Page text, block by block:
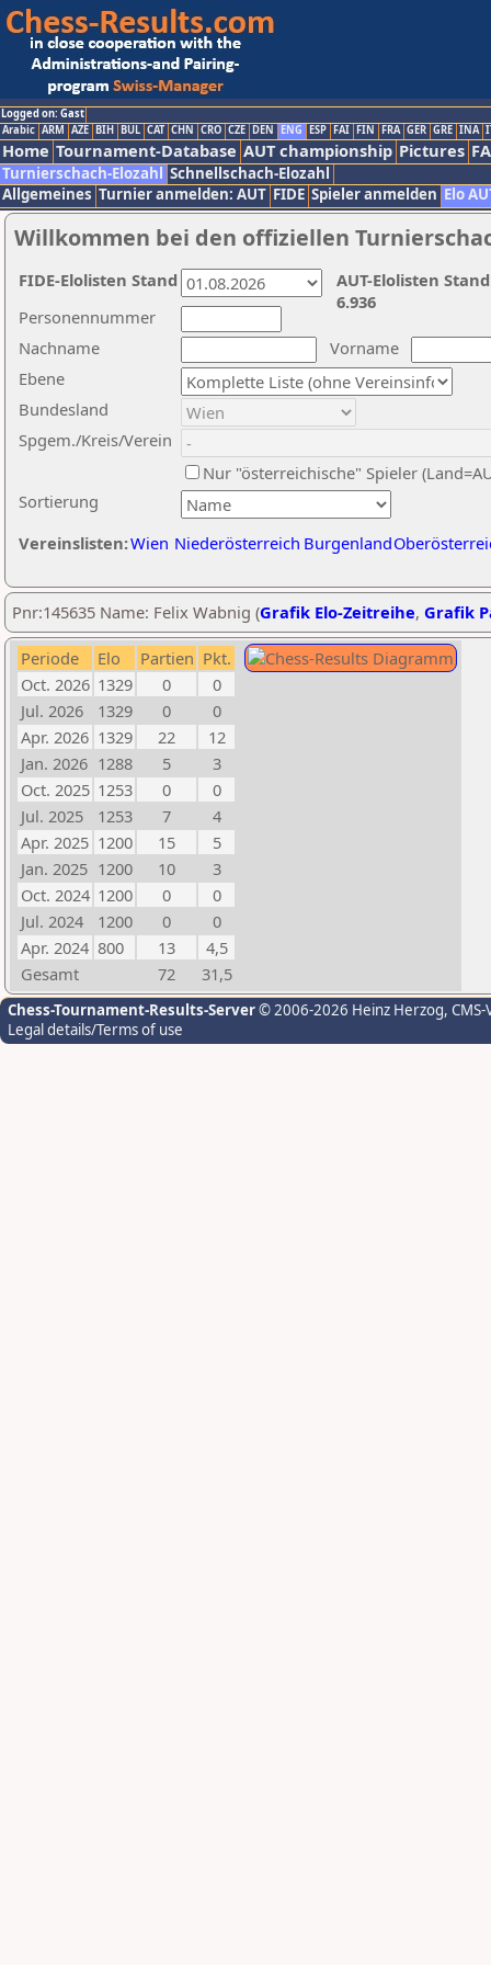
Logged on: Gast
Arabic ARM AZE BIH BUL CAT CHN CRO CZE DEN ENG ESP FAI FIN FRA GER GRE INA
Home Tournament-Database AUT championship Pictures
Turnierschach-Elozahl Schnellschach-Elozahl
Allgemeines Turnier anmelden: AUT FIDE Spieler anmelden Elo
Willkommen bei den offiziellen
Nachname
Vorname
Ebene
Sortierung
Personennummer
Bundesland
Spgem./Kreis/Verein
Nur "österreichische" Spieler
Vereinslisten:Wien Niederösterreich Burgenland
AUT-Elolisten
6.936
FIDE-Elolisten Stand
Pnr:145635 Name: Felix Wabnig (Grafik Elo-Zeitreihe, Grafik
Periode Elo Partien Pkt.
Oct. 2026 1329 0
0
Jul. 2026
1329 0
0
Apr. 2026 1329 22
12
Jan. 2026 1288 5
3
Oct. 2025 1253 0
0
Jul. 2025
1253 7
4
Apr. 2025 1200 15
5
Jan. 2025 1200 10
3
Oct. 2024 1200 0
0
Jul. 2024
1200 0
0
Apr. 2024 800 13
4,5
Gesamt
72 31,5
Chess-Tournament-Results-Server© 2006-2026 Heinz Herzog,
Legal details/Terms of use